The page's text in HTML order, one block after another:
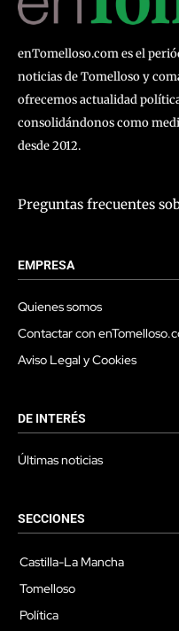
enTomelloso.com es el
noticias de Tomelloso y
ofrecemos actualidad
consolidándonos como
desde 2012.
Preguntas frecuentes
EMPRESA
Quienes somos
Contactar con
Aviso Legal y Cookies
DE INTERÉS
Últimas noticias
SECCIONES
Castilla-La Mancha
Tomelloso
Política